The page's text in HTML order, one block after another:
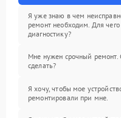
Я уже знаю в чем
ремонт необходим. Для чего
диагностику?
Мне нужен срочный ремонт.
сделать?
Я хочу, чтобы мое
ремонтировали при мне.